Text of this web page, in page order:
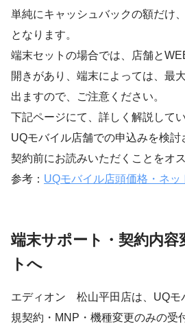
単純にキャッシュバックの額だけ
となります。
端末セットの場合では、店舗と
開きがあり、端末によっては、最
出ますので、ご注意ください。
下記ページにて、詳しく解説してい
UQモバイル店舗での申込みを検
契約前にお読みいただくことをオ
参考： UQモバイル店頭価格・ネッ
端末サポート・契約内容
トへ
エディオン 松山平田店は、UQモ
規契約・MNP・機種変更のみの受